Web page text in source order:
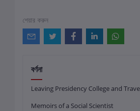
শেয়ার করুন
বর্ণনা
Leaving Presidency College and
Memoirs of a Social Scientist